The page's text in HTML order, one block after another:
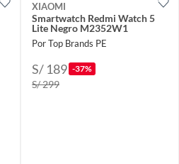
XIAOMI
Smartwatch Redmi Watch 5
Lite Negro M2352W1
Por Top Brands PE
S/ 189 -37%
S/ 299